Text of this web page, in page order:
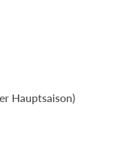
Hauptsaison)